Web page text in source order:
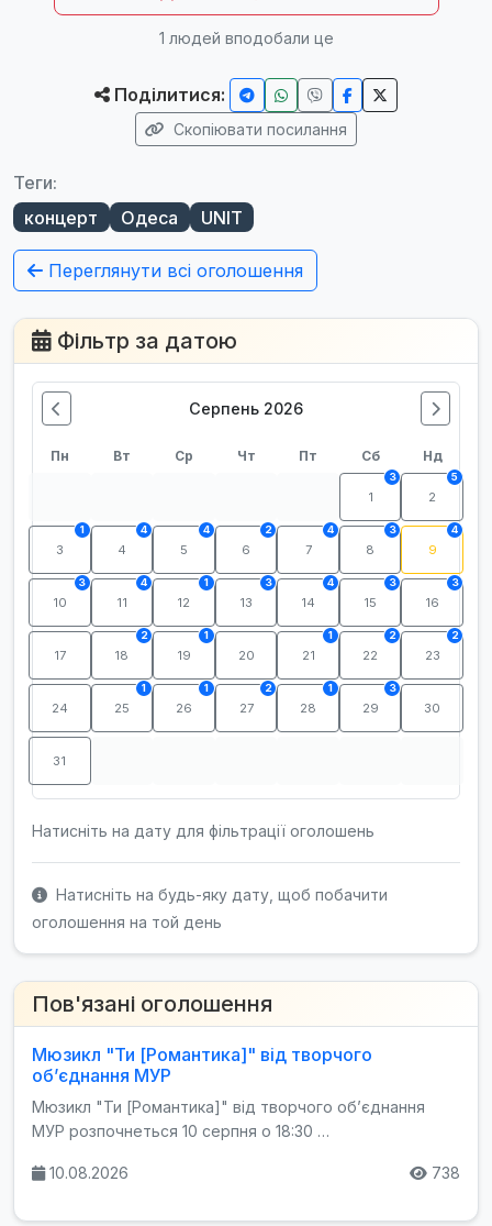
1 людей вподобали це
Поділитися:
Скопіювати посилання
Теги:
концерт
Одеса UNIT
Переглянути всі оголошення
Фільтр за датою
Серпень 2026
Пн Вт Ср Чт Пт Сб Нд
1
3
2
5
3
1
4
4
5
4
6
2
7
4
8
3
9
4
10
3
11
4
12
1
13
3
14
4
15
3
16
3
17 18
2
19
1
20 21
1
22
2
23
2
24 25
1
26
1
27
2
28
1
29
3
30
31
Натисніть на дату для фільтрації оголошень
Натисніть на будь-яку дату, щоб побачити
оголошення на той день
Пов'язані оголошення
Мюзикл "Ти [Романтика]" від творчого
об’єднання МУР
Мюзикл "Ти [Романтика]" від творчого об’єднання
МУР розпочнеться 10 серпня о 18:30 …
10.08.2026 738